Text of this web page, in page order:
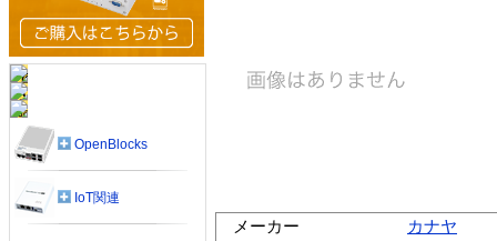
メーカー
カナヤ
OpenBlocks
IoT関連